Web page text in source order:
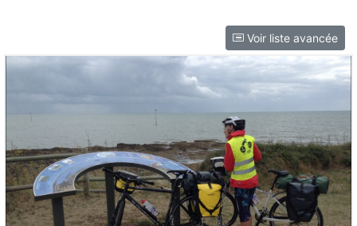
Voir liste avancée